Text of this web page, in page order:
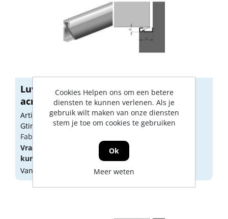
Luvema Nieuwbouwprofiel
acrylbestendig 2...
Artikelnummer: 1474411
Gtin: 8717034070092
Fabrikant artikel nummer: G4.725AR
Vraag een
aan oflog in
kunnen zien.
Vandaag besteld, morgen geleverd
Cookies Helpen ons om een betere
diensten te kunnen verlenen. Als je
gebruik wilt maken van onze diensten
stem je toe om cookies te gebruiken
Ok
Meer weten